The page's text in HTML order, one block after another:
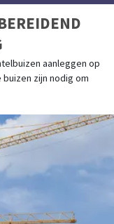
aanleggen op
zijn nodig om